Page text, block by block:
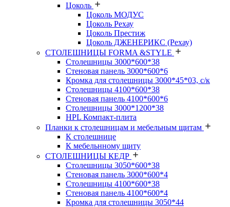
Цоколь
Цоколь МОДУС
Цоколь Рехау
Цоколь Престиж
Цоколь ДЖЕНЕРИКС (Рехау)
СТОЛЕШНИЦЫ FORMA &STYLE
Столешницы 3000*600*38
Стеновая панель 3000*600*6
Кромка для столешницы 3000*45*03, с/к
Столешницы 4100*600*38
Стеновая панель 4100*600*6
Столешницы 3000*1200*38
HPL Компакт-плита
Планки к столешницам и мебельным щитам
К столешнице
К мебельнному щиту
СТОЛЕШНИЦЫ КЕДР
Столешницы 3050*600*38
Стеновая панель 3000*600*4
Столешницы 4100*600*38
Стеновая панель 4100*600*4
Кромка для столешницы 3050*44